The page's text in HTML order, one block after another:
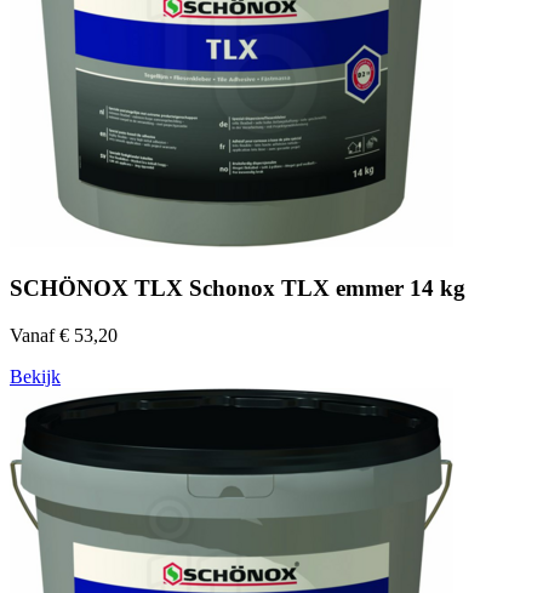
SCHÖNOX TLX Schonox TLX emmer 14 kg
Vanaf € 53,20
Bekijk